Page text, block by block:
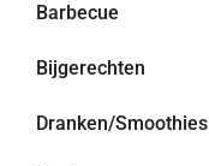
Barbecue
Bijgerechten
Dranken/Smoothies